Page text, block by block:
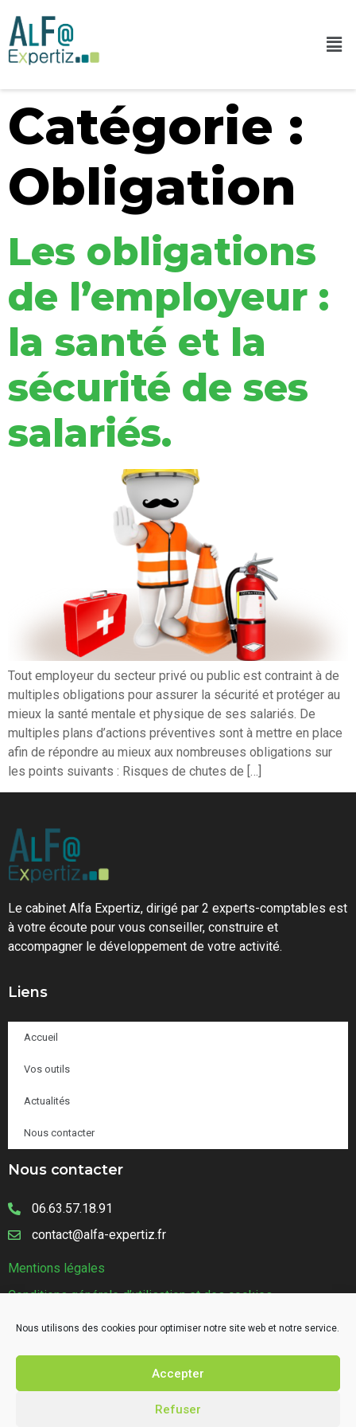
Nous utilisons des cookies pour optimiser notre site web et notre service.
Accepter
Refuser
Catégorie :
Obligation
Les obligations
de l’employeur :
la santé et la
sécurité de ses
salariés.
Tout employeur du secteur privé ou public est contraint à de
multiples obligations pour assurer la sécurité et protéger au
mieux la santé mentale et physique de ses salariés. De
multiples plans d’actions préventives sont à mettre en place
afin de répondre au mieux aux nombreuses obligations sur
les points suivants : Risques de chutes de […]
Le cabinet Alfa Expertiz, dirigé par 2 experts-comptables est
à votre écoute pour vous conseiller, construire et
accompagner le développement de votre activité.
Liens
Accueil
Vos outils
Actualités
Nous contacter
Nous contacter
06.63.57.18.91
contact@alfa-expertiz.fr
Mentions légales
Conditions générale d’utilisation et des cookies